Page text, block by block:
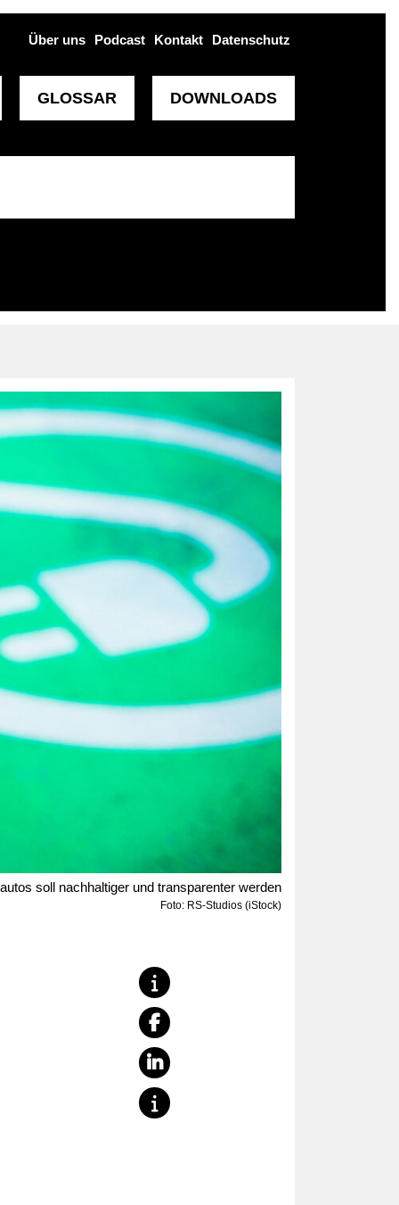
Über uns Podcast Kontakt Datenschutz
GLOSSAR DOWNLOADS
soll nachhaltiger und transparenter werden
Foto: RS-Studios (iStock)
teilen
teilen
teilen